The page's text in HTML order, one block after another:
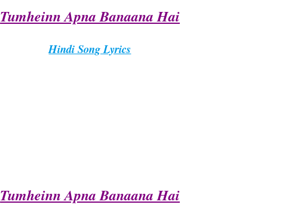
Tumheinn Apna Banaana Hai
Hindi Song Lyrics
Tumheinn Apna Banaana Hai